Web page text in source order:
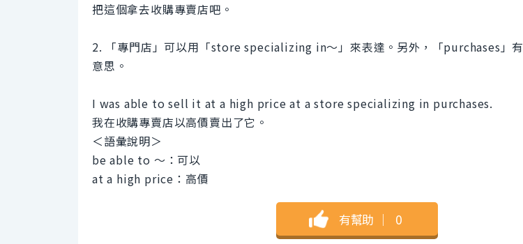
把這個拿去收購專賣店吧。
2. 「專門店」可以用「store specializing in～」來表達。另外，「purchases」
意思。
I was able to sell it at a high price at a store specializing in purchases.
我在收購專賣店以高價賣出了它。
＜語彙說明＞
be able to ～：可以
at a high price：高價
有幫助 ｜ 0